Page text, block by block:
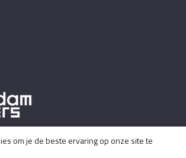
om je de beste ervaring op onze site te